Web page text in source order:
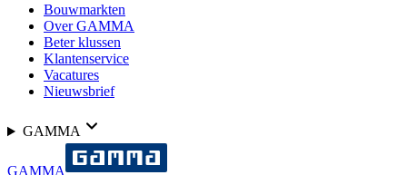
Bouwmarkten
Over GAMMA
Beter klussen
Klantenservice
Vacatures
Nieuwsbrief
GAMMA
GAMMA